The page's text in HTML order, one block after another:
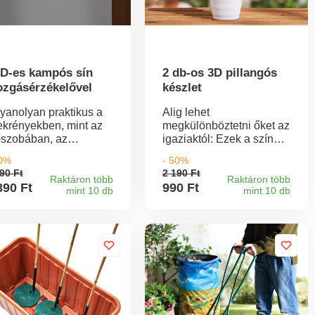
es kampós sín
praktikus a
mint az
az
sok más helyen.
sín világít,
Ft
Ft
Raktáron több
mint 10 db
2 db-os 3D pillangós
készlet
Alig lehet
megkülönböztetni őket az
igaziaktól: Ezek a színes,
pillangók gyönyörű
szemet gyönyörködtetők
függönyökre, drapériákra,
rögzíthetők egy klipsz
segítségével.
- 50%
2 190 Ft
990 Ft
Raktáron több
mint 10 db